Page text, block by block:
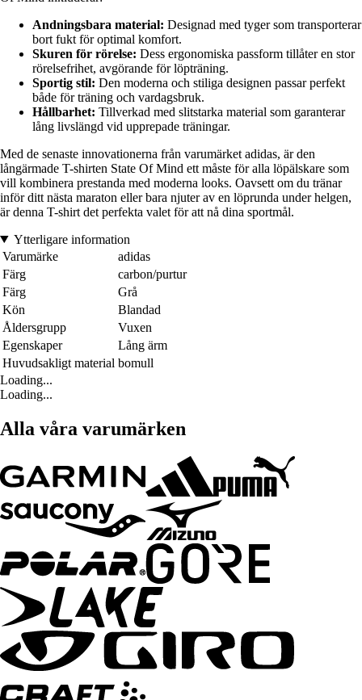
Andningsbara material: Designad med tyger som transporterar
bort fukt för optimal komfort.
Skuren för rörelse: Dess ergonomiska passform tillåter en stor
rörelsefrihet, avgörande för löpträning.
Sportig stil: Den moderna och stiliga designen passar perfekt
både för träning och vardagsbruk.
Hållbarhet: Tillverkad med slitstarka material som garanterar
lång livslängd vid upprepade träningar.
Med de senaste innovationerna från varumärket adidas, är den
långärmade T-shirten State Of Mind ett måste för alla löpälskare som
vill kombinera prestanda med moderna looks. Oavsett om du tränar
inför ditt nästa maraton eller bara njuter av en löprunda under helgen,
är denna T-shirt det perfekta valet för att nå dina sportmål.
Ytterligare information
Varumärke
adidas
Färg
carbon/purtur
Färg
Grå
Kön
Blandad
Åldersgrupp
Vuxen
Egenskaper
Lång ärm
Huvudsakligt material bomull
Loading...
Loading...
Alla våra varumärken